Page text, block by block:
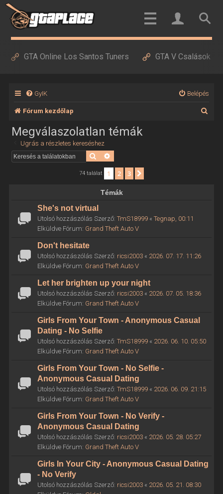
GTA Online Los Santos Tuners GTA V Csalások
GyIK Belépés
Fórum kezdőlap
Megválaszolatlan témák
Ugrás a részletes kereséshez
Keresés
74 találat 1 2 3
Témák
She's not virtual
Utolsó hozzászólás Szerző: TmS18999« Tegnap, 00:11
Elküldve Fórum: Grand Theft Auto V
Don't hesitate
Utolsó hozzászólás Szerző: ricsi2003« 2026. 07. 17. 11:26
Elküldve Fórum: Grand Theft Auto V
Let her brighten up your night
Utolsó hozzászólás Szerző: ricsi2003« 2026. 07. 05. 18:36
Elküldve Fórum: Grand Theft Auto V
Girls From Your Town - Anonymous Casual
Dating - No Selfie
Utolsó hozzászólás Szerző: TmS18999« 2026. 06. 10. 05:50
Elküldve Fórum: Grand Theft Auto V
Girls From Your Town - No Selfie -
Anonymous Casual Dating
Utolsó hozzászólás Szerző: TmS18999« 2026. 06. 09. 21:15
Elküldve Fórum: Grand Theft Auto V
Girls From Your Town - No Verify -
Anonymous Casual Dating
Utolsó hozzászólás Szerző: ricsi2003« 2026. 05. 28. 05:27
Elküldve Fórum: Grand Theft Auto V
Girls In Your City - Anonymous Casual Dating
- No Verify
Utolsó hozzászólás Szerző: ricsi2003« 2026. 05. 21. 08:30